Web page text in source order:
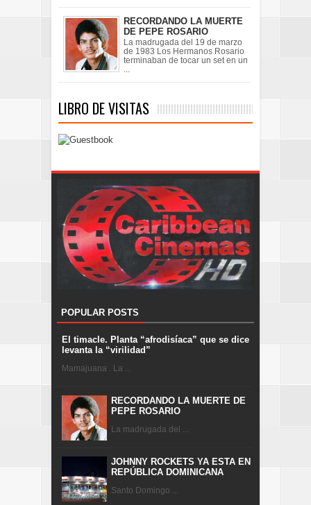
RECORDANDO LA MUERTE
DE PEPE ROSARIO
La madrugada del 19 de marzo
de 1983 Los Hermanos Rosario
terminaban de tocar un set en un
...
LIBRO DE VISITAS
POPULAR POSTS
El timacle. Planta “afrodisíaca” que se dice
levanta la “virilidad”
Mamajuana . La ...
RECORDANDO LA MUERTE DE
PEPE ROSARIO
La madrugada del ...
JOHNNY ROCKETS YA ESTA EN
REPÚBLICA DOMINICANA
Santo Domingo ...